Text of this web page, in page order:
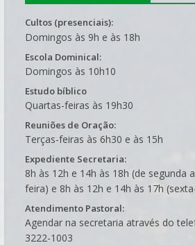
Cultos (presenciais):
Domingos às 9h e às 18h
Escola Dominical:
Domingos às 10h10
Estudo bíblico
Quartas-feiras às 19h30
Reuniões de Oração:
Terças-feiras às 6h30 e às 15h
Expediente Secretaria:
8h às 12h e 14h às 18h (de segunda
feira) e 8h às 12h e 14h às 17h
Atendimento Pastoral:
Agendar na secretaria através do
3222-1003